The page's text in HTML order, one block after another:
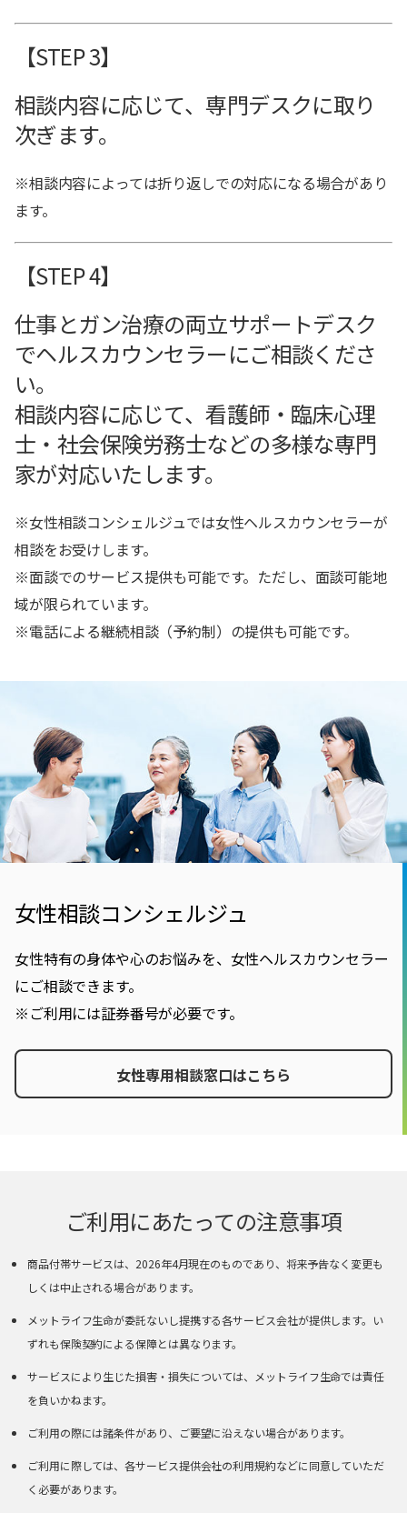
【STEP 3】
相談内容に応じて、専門デスクに取り
次ぎます。
※相談内容によっては折り返しでの対応になる場合があり
ます。
【STEP 4】
仕事とガン治療の両立サポートデスク
でヘルスカウンセラーにご相談くださ
い。
相談内容に応じて、看護師・臨床心理
士・社会保険労務士などの多様な専門
家が対応いたします。
※女性相談コンシェルジュでは女性ヘルスカウンセラーが
相談をお受けします。
※面談でのサービス提供も可能です。ただし、面談可能地
域が限られています。
※電話による継続相談（予約制）の提供も可能です。
女性相談コンシェルジュ
女性特有の身体や心のお悩みを、女性ヘルスカウンセラー
にご相談できます。
※ご利用には証券番号が必要です。
女性専用相談窓口はこちら
ご利用にあたっての注意事項
商品付帯サービスは、2026年4月現在のものであり、将来予告なく変更も
しくは中止される場合があります。
メットライフ生命が委託ないし提携する各サービス会社が提供します。い
ずれも保険契約による保障とは異なります。
サービスにより生じた損害・損失については、メットライフ生命では責任
を負いかねます。
ご利用の際には諸条件があり、ご要望に沿えない場合があります。
ご利用に際しては、各サービス提供会社の利用規約などに同意していただ
く必要があります。